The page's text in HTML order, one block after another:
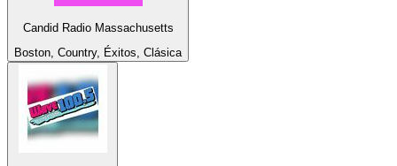
Candid Radio Massachusetts
Boston, Country, Éxitos, Clásica